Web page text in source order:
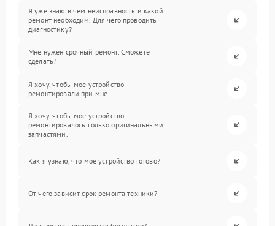
Я уже знаю в чем неисправность и какой
ремонт необходим. Для чего проводить
диагностику?
Мне нужен срочный ремонт. Сможете
сделать?
Я хочу, чтобы мое устройство
ремонтировали при мне.
Я хочу, чтобы мое устройство
ремонтировалось только оригинальными
запчастями.
Как я узнаю, что мое устройство готово?
От чего зависит срок ремонта техники?